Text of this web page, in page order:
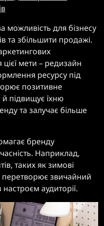
можливість для бізнесу
та збільшити продажі.
цієї мети – редизайн
ресурсу під
позитивне
й підвищує їхню
та залучає більше
бренду
Наприклад,
таких як зимові
перетворює звичайний
аудиторії.